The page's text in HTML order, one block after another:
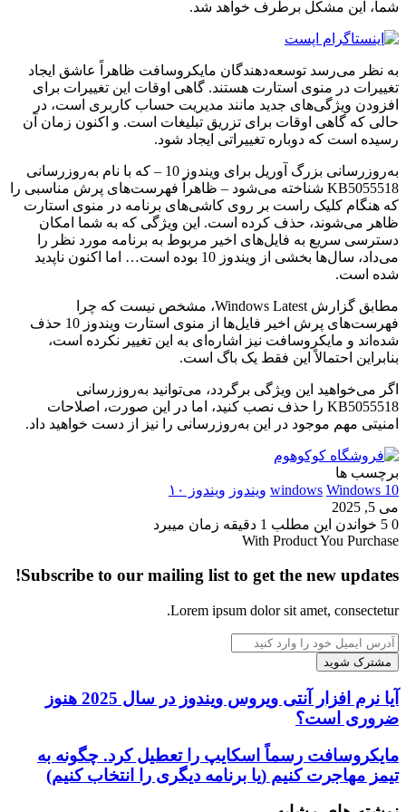
شما، این مشکل برطرف خواهد شد.
به نظر می‌رسد توسعه‌دهندگان مایکروسافت ظاهراً عاشق ایجاد
تغییرات در منوی استارت هستند. گاهی اوقات این تغییرات برای
افزودن ویژگی‌های جدید مانند مدیریت حساب کاربری است، در
حالی که گاهی اوقات برای تزریق تبلیغات است. و اکنون زمان آن
رسیده است که دوباره تغییراتی ایجاد شود.
به‌روزرسانی بزرگ آوریل برای ویندوز 10 – که با نام به‌روزرسانی
KB5055518 شناخته می‌شود – ظاهراً فهرست‌های پرش مناسبی را
که هنگام کلیک راست بر روی کاشی‌های برنامه در منوی استارت
ظاهر می‌شوند، حذف کرده است. این ویژگی که به شما امکان
دسترسی سریع به فایل‌های اخیر مربوط به برنامه مورد نظر را
می‌داد، سال‌ها بخشی از ویندوز 10 بوده است… اما اکنون ناپدید
شده است.
مطابق گزارش Windows Latest، مشخص نیست که چرا
فهرست‌های پرش اخیر فایل‌ها از منوی استارت ویندوز 10 حذف
شده‌اند و مایکروسافت نیز اشاره‌ای به این تغییر نکرده است،
بنابراین احتمالاً این فقط یک باگ است.
اگر می‌خواهید این ویژگی برگردد، می‌توانید به‌روزرسانی
KB5055518 را حذف نصب کنید، اما در این صورت، اصلاحات
امنیتی مهم موجود در این به‌روزرسانی را نیز از دست خواهید داد.
برچسب ها
windows Windows 10 ویندوز ویندوز ۱۰
می 5, 2025
0
خواندن این مطلب 1 دقیقه زمان میبرد
With Product You Purchase
Subscribe to our mailing list to get the new updates!
Lorem ipsum dolor sit amet, consectetur.
آدرس
ایمیل
خود
را
وارد
کنید
آیا
نرم
افزار
آنتی
ویروس
ویندوز
آیا نرم افزار آنتی ویروس ویندوز در سال 2025 هنوز
ضروری است؟
مایکروسافت
رسماً
اسکایپ
را
مایکروسافت رسماً اسکایپ را تعطیل کرد. چگونه به
تیمز مهاجرت کنیم (یا برنامه دیگری را انتخاب کنیم)